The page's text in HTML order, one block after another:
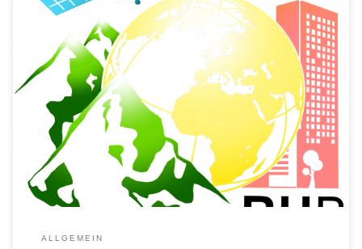
Liebe Geos, ihr seid herzlich zur nächsten Vollversammlung am
Donnerstag, den 16.11. ab 16 Uhr eingeladen (Raum folgt noch). Wir
werden uns und unsere Arbeit vorstellen und sind offen für neue
Projekt-Ideen. Außerdem wird der FSR neu gewählt. Wer Interesse hat
mitzuwirken kann sich aufstellen lassen. Schreibt uns dann gerne […]
ALLGEMEIN